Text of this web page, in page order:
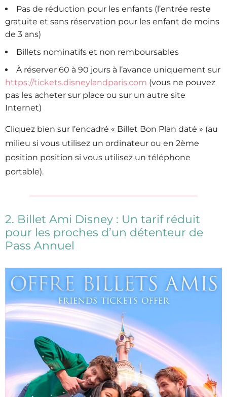
Pas de réduction pour les enfants (l’entrée reste
gratuite et sans réservation pour les enfant de moins
de 3 ans)
Billets nominatifs et non remboursables
À réserver 60 à 90 jours à l’avance uniquement sur
https://tickets.disneylandparis.com (vous ne pouvez
pas les acheter sur place ou sur un autre site
Internet)
Cliquez bien sur l’encadré « Billet Bon Plan daté » (au
milieu si vous utilisez un ordinateur ou en 2ème
position position si vous utilisez un téléphone
portable).
2. Billet Ami Disney : Un tarif réduit
pour les proches d’un détenteur de
Pass Annuel